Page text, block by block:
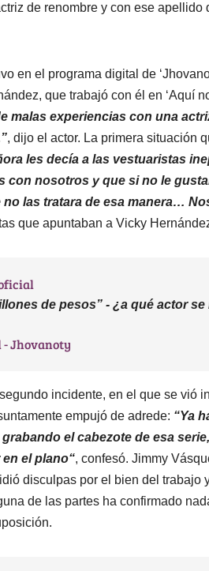
de renombre y con ese
en el programa digital de
que trabajó con él en ‘Aquí
malas experiencias con una
, dijo el actor. La primera situación
les decía a las vestuaristas
con nosotros y que si no le
las tratara de esa manera…
que apuntaban a Vicky
de pesos” - ¿a qué actor
Jhovanoty
incidente, en el que se vió
empujó de adrede: “Ya
el cabezote de esa
el plano“, confesó. Jimmy
disculpas por el bien del trabajo
de las partes ha confirmado